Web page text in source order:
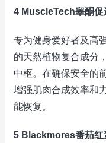
4 MuscleTech睾酮促
专为健身爱好者及高
的天然植物复合成分
中枢。在确保安全的
增强肌肉合成效率和
能恢复。
5 Blackmores番茄红